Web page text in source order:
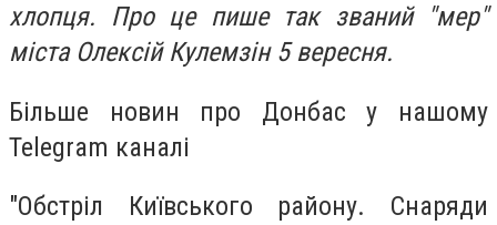
хлопця. Про це пише так званий "мер"
міста Олексій Кулемзін 5 вересня.
Більше новин про Донбас у нашому
Telegram каналі
"Обстріл Київського району. Снаряди